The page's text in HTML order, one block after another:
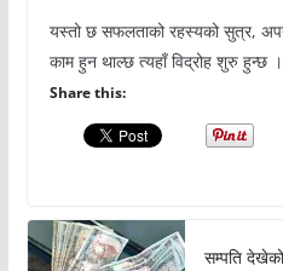
यस्तो छ सफलताको रहस्यको सुत्र,
काम हुन थाल्छ त्यहाँ विद्रोह शुरु हुन्छ
Share this:
सम्पति